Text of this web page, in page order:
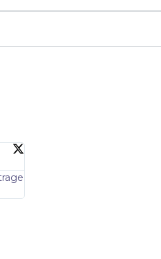
a fost extraordinară.